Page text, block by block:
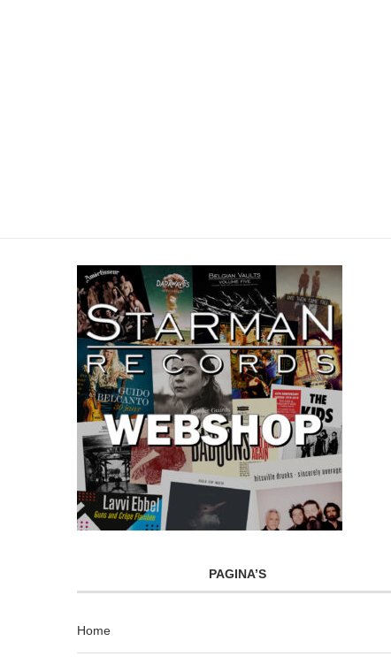
PAGINA’S
Home